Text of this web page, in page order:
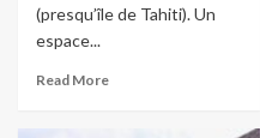
(presqu’île de Tahiti). Un
espace...
Read More